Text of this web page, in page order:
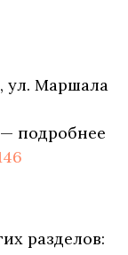
ул. Маршала
подробнее
разделов: